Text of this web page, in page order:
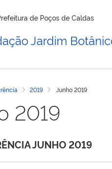
de Poços de Caldas
Jardim
2019 Junho 2019
2019
JUNHO 2019